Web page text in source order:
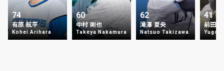
74
有原 航平
Kohei Arihara
60
中村 剛也
Takeya Nakamura
62
滝澤 夏央
Natsuo Takizawa
41
前田
Yugo